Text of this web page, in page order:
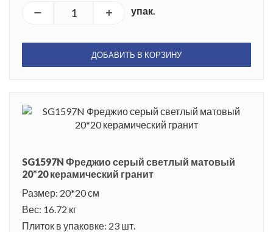
упак.
ДОБАВИТЬ В КОРЗИНУ
SG1597N Фреджио серый светлый матовый
20*20 керамический гранит
Размер: 20*20 см
Вес: 16.72 кг
Плиток в упаковке: 23 шт.